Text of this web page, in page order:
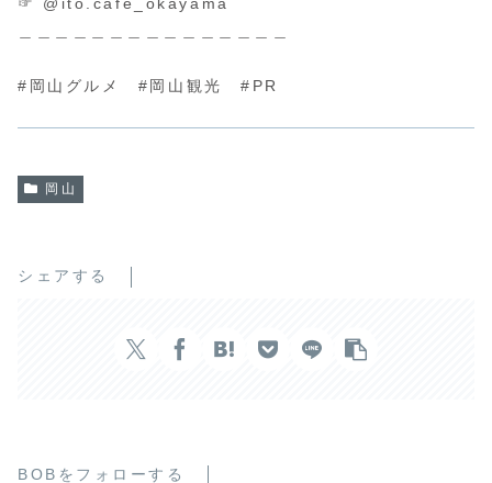
#岡山グルメ #岡山観光 #PR
岡山
シェアする
BOBをフォローする